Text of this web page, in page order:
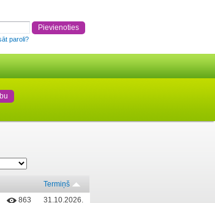
paroli?
Termiņš
863
31.10.2026.